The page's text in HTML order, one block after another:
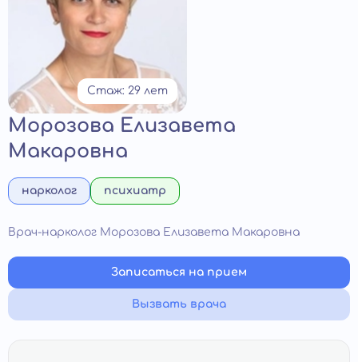
Стаж: 29 лет
Морозова Елизавета
Макаровна
нарколог психиатр
Врач-нарколог Морозова Елизавета Макаровна
Записаться на прием
Вызвать врача